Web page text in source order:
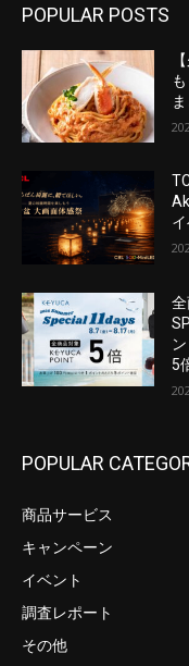
POPULAR POSTS
5
POPULAR
商品サービス
キャンペーン
イベント
調査レポート
その他